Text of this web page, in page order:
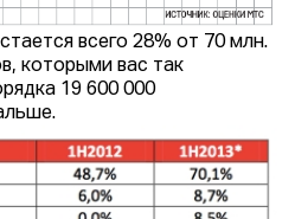
всего 28% от 70 млн.
которыми вас так
19 600 000